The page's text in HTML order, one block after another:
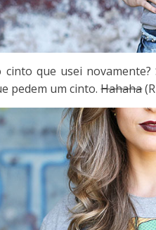
cinto que usei
pedem um cinto.Hahaha